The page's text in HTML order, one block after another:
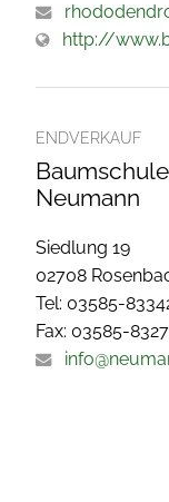
http://
ENDVERKAUF
Neumann
Siedlung 19
02708
Tel: 03585-
Fax: 03585-